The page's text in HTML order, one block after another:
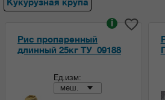
Кукурузная крупа
Рис пропаренный
длинный 25кг ТУ_09188
i
Ед.изм:
меш.